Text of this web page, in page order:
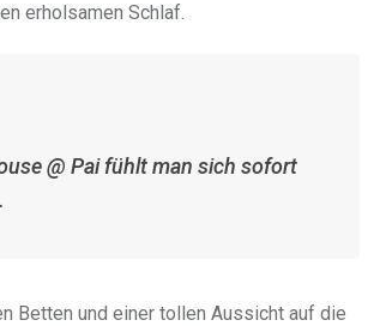
erholsamen Schlaf.
@ Pai fühlt man sich sofort
Betten und einer tollen Aussicht auf die